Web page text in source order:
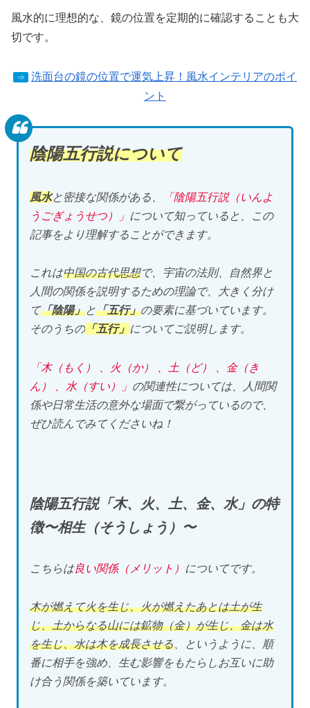
風水的に理想的な、鏡の位置を定期的に確認することも大
切です。
⇒
洗面台の鏡の位置で運気上昇！風水インテリアのポイ
ント
陰陽五行説について
風水と密接な関係がある、
「陰陽五行説（いんよ
うごぎょうせつ）」 について知っていると、この
記事をより理解することができます。
これは中国の古代思想で、宇宙の法則、自然界と
人間の関係を説明するための理論で、大きく分け
て「陰陽」と「五行」の要素に基づいています。
そのうちの 「五行」 についてご説明します。
「木（もく） 、火（か） 、土（ど） 、金（き
ん） 、水（すい）」 の関連性については、人間関
係や日常生活の意外な場面で繋がっているので、
ぜひ読んでみてくださいね！
陰陽五行説「木、火、土、金、水」の特
徴〜相生（そうしょう）〜
こちらは良い関係（メリット） についてです。
木が燃えて火を生じ、火が燃えたあとは土が生
じ、土からなる山には鉱物（金）が生じ、金は水
を生じ、水は木を成長させる 、というように、順
番に相手を強め、生む影響をもたらしお互いに助
け合う関係を築いています。